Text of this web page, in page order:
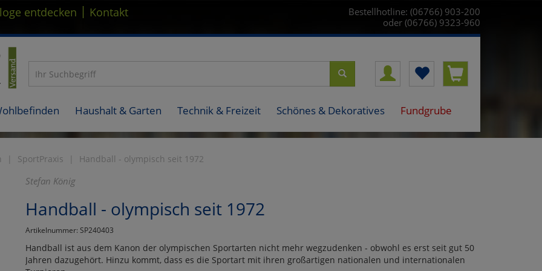
entdecken | Kontakt
Bestellhotline: (06766) 903-200
oder (06766) 9323-960
Haushalt & Garten Technik & Freizeit Schönes & Dekoratives Fundgrube
SportPraxis Handball - olympisch seit 1972
Stefan König
Handball - olympisch seit 1972
Artikelnummer: SP240403
Handball ist aus dem Kanon der olympischen Sportarten nicht mehr wegzudenken - obwohl es erst seit gut 50
Jahren dazugehört. Hinzu kommt, dass es die Sportart mit ihren großartigen nationalen und internationalen